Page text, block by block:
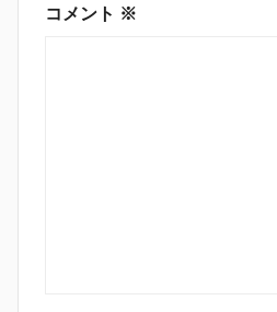
コメント ※